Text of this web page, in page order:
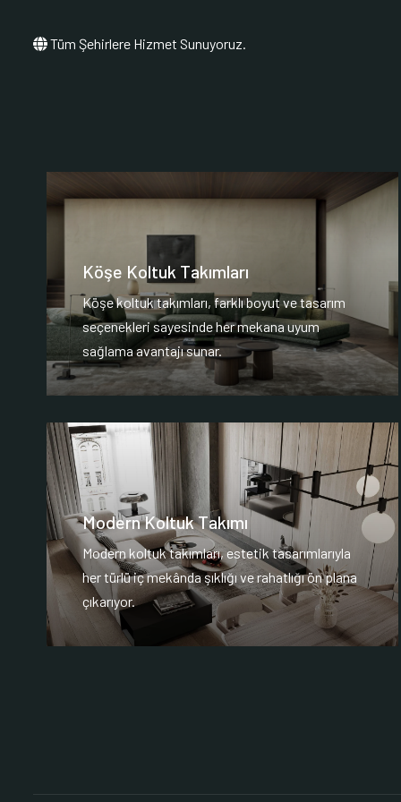
Tüm Şehirlere Hizmet Sunuyoruz.
Köşe Koltuk Takımları
Köşe koltuk takımları, farklı boyut ve tasarım
seçenekleri sayesinde her mekana uyum
sağlama avantajı sunar.
Modern Koltuk Takımı
Modern koltuk takımları, estetik tasarımlarıyla
her türlü iç mekânda şıklığı ve rahatlığı ön plana
çıkarıyor.